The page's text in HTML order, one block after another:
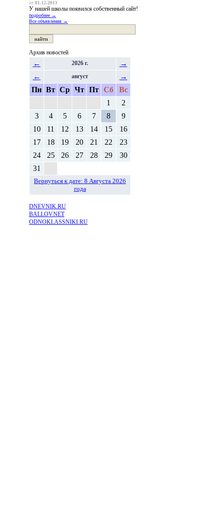
от 01.12.2013
У нашей школы появился собственный сайт!
подробнее →
Все объявления →
Архив новостей
← 2026 г.
→
←
август
→
Пн Вт Ср Чт Пт Сб
Вс
1
2
3
4 5 6 7 8
9
10
11 12 13 14 15
16
17
18 19 20 21 22
23
24
25 26 27 28 29
30
31
Вернуться к дате: 8 Августа 2026
года
DNEVNIK.RU
BALLOV.NET
ODNOKLASSNIKI.RU